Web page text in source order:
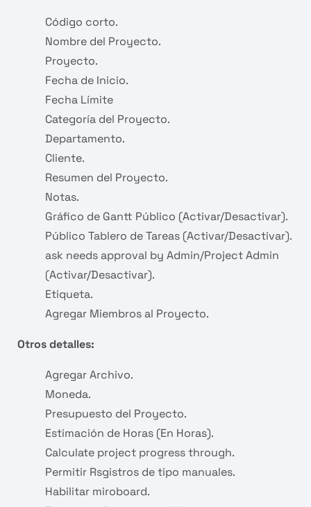
Código corto.
Nombre del Proyecto.
Proyecto.
Fecha de Inicio.
Fecha Límite
Categoría del Proyecto.
Departamento.
Cliente.
Resumen del Proyecto.
Notas.
Gráfico de Gantt Público (Activar/Desactivar).
Público Tablero de Tareas (Activar/Desactivar).
ask needs approval by Admin/Project Admin
(Activar/Desactivar).
Etiqueta.
Agregar Miembros al Proyecto.
Otros detalles:
Agregar Archivo.
Moneda.
Presupuesto del Proyecto.
Estimación de Horas (En Horas).
Calculate project progress through.
Permitir Rsgistros de tipo manuales.
Habilitar miroboard.